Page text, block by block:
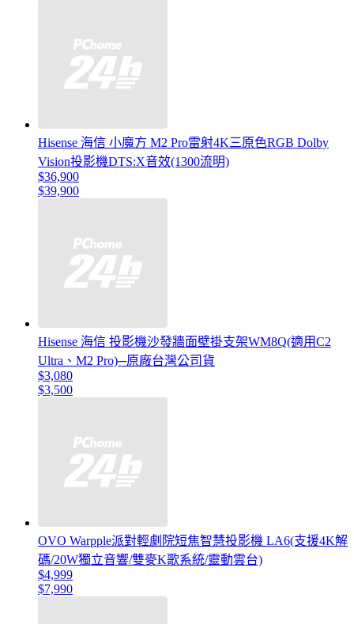
Hisense 海信 小魔方 M2 Pro雷射4K三原色RGB Dolby
Vision投影機DTS:X音效(1300流明)
$36,900
$39,900
Hisense 海信 投影機沙發牆面壁掛支架WM8Q(適用C2
Ultra、M2 Pro)─原廠台灣公司貨
$3,080
$3,500
OVO Warpple派對輕劇院短焦智慧投影機 LA6(支援4K解
碼/20W獨立音響/雙麥K歌系統/靈動雲台)
$4,999
$7,990